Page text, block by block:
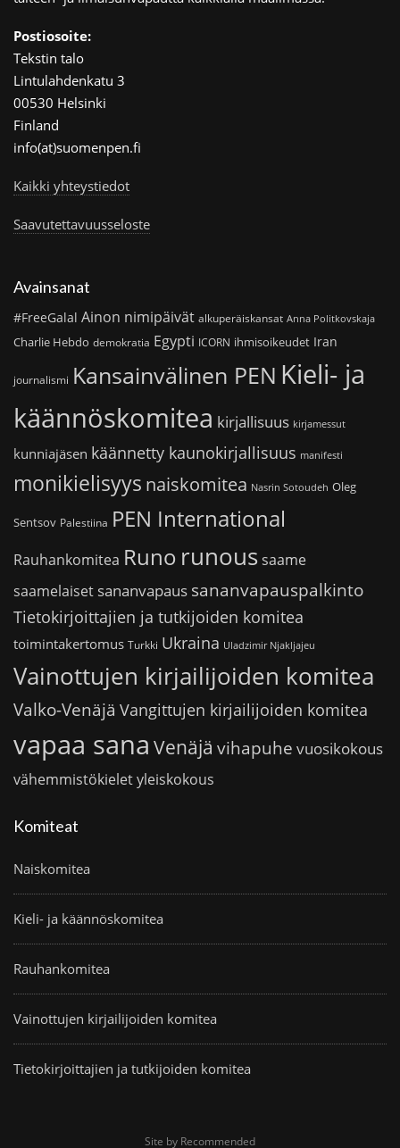
Postiosoite:
Tekstin talo
Lintulahdenkatu 3
00530 Helsinki
Finland
info(at)suomenpen.fi
Kaikki yhteystiedot
Saavutettavuusseloste
Avainsanat
#FreeGalal Ainon nimipäivät alkuperäiskansat Anna Politkovskaja
Charlie Hebdo demokratia Egypti ICORN ihmisoikeudet Iran
journalismi Kansainvälinen PEN Kieli- ja
käännöskomitea kirjallisuus kirjamessut
kunniajäsen käännetty kaunokirjallisuus manifesti
monikielisyys naiskomitea Nasrin Sotoudeh Oleg
Sentsov Palestiina PEN International
Rauhankomitea Runo runoussaame
saamelaiset sananvapaus sananvapauspalkinto
Tietokirjoittajien ja tutkijoiden komitea
toimintakertomus Turkki Ukraina Uladzimir Njakljajeu
Vainottujen kirjailijoiden komitea
Valko-Venäjä Vangittujen kirjailijoiden komitea
vapaa sana Venäjä vihapuhe vuosikokous
vähemmistökieletyleiskokous
Komiteat
Naiskomitea
Kieli- ja käännöskomitea
Rauhankomitea
Vainottujen kirjailijoiden komitea
Tietokirjoittajien ja tutkijoiden komitea
Site by Recommended